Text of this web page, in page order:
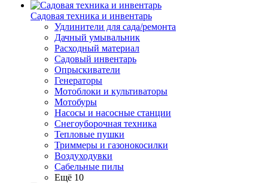
Садовая техника и инвентарь
Удлинители для сада/ремонта
Дачный умывальник
Расходный материал
Садовый инвентарь
Опрыскиватели
Генераторы
Мотоблоки и культиваторы
Мотобуры
Насосы и насосные станции
Снегоуборочная техника
Тепловые пушки
Триммеры и газонокосилки
Воздуходувки
Сабельные пилы
Ещё 10